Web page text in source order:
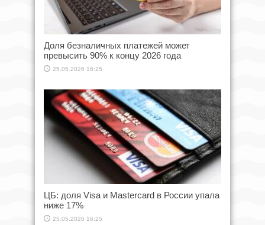
Доля безналичных платежей может
превысить 90% к концу 2026 года
25.05.2026 16:25
ЦБ: доля Visa и Mastercard в России упала
ниже 17%
25.05.2026 16:25